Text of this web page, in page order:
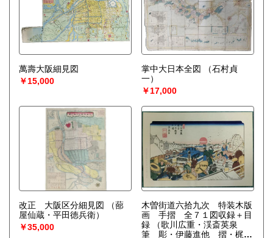
萬壽大阪細見図
￥15,000
掌中大日本全図
（石村貞
一）
￥17,000
改正 大阪区分細見図
（蔀
屋仙蔵・平田徳兵衛）
￥35,000
木曽街道六拾九次 特装木版
画 手摺 全７１図収録＋目
録
（歌川広重・渓斎英泉
筆 彫・伊藤進他 摺・梶川